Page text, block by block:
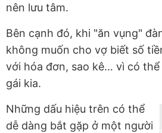
nên lưu tâm.
Bên cạnh đó, khi "ăn vụng"
không muốn cho vợ biết số
với hóa đơn, sao kê… vì có thể
gái kia.
Những dấu hiệu trên có thể
dễ dàng bắt gặp ở một người